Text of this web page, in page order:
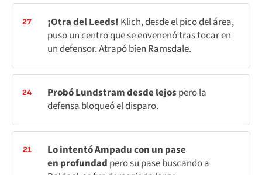
27 ¡Otra del Leeds! Klich, desde el pico del área,
puso un centro que se envenenó tras tocar en
un defensor. Atrapó bien Ramsdale.
24 Probó Lundstram desde lejos pero la
defensa bloqueó el disparo.
21
Lo intentó Ampadu con un pase
en profundad pero su pase buscando a